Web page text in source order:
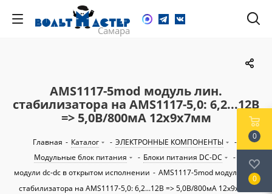
AMS1117-5mod модуль лин.
стабилизатора на AMS1117-5,0: 6,2...12В
=> 5,0В/800мА 12х9х7мм
Главная - Каталог - ЭЛЕКТРОННЫЕ КОМПОНЕНТЫ
-
Модульные блок питания
- Блоки питания DC-DC
-
модули dc-dc в открытом исполнении - AMS1117-5mod модуль лин.
стабилизатора на AMS1117-5,0: 6,2...12В => 5,0В/800мА 12х9х7мм
0
0